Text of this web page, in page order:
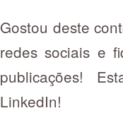
Gostou deste
redes sociais e
publicações!
LinkedIn!